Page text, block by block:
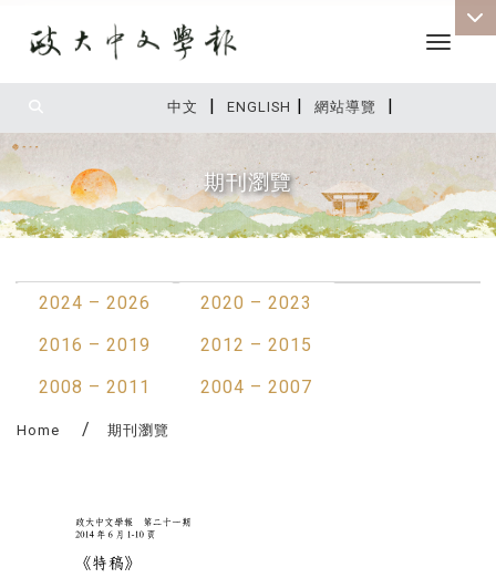
中文 | ENGLISH | 網站導覽 |
Toggle
期刊瀏覽
2024 – 2026
2020 – 2023
2016 – 2019
2012 – 2015
2008 – 2011
2004 – 2007
Home 期刊瀏覽